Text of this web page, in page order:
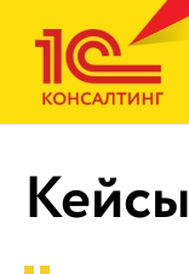
Кейсы